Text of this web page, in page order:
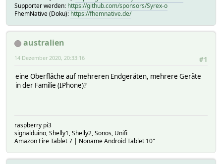
Supporter werden: https://github.com/sponsors/Syrex-o
FhemNative (Doku): https://fhemnative.de/
australien
#1
14 Dezember 2020, 20:33:16
eine Oberfläche auf mehreren Endgeräten, mehrere Geräte
in der Familie (IPhone)?
raspberry pi3
signalduino, Shelly1, Shelly2, Sonos, Unifi
Amazon Fire Tablet 7 | Noname Android Tablet 10"